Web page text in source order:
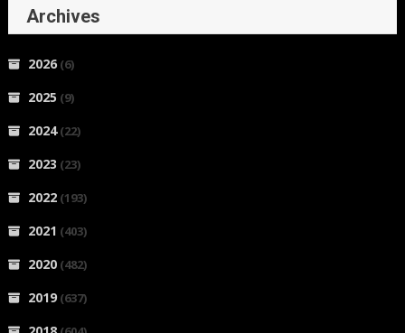
Archives
2026 (6)
2025 (9)
2024(22)
2023 (23)
2022 (193)
2021 (403)
2020 (482)
2019 (637)